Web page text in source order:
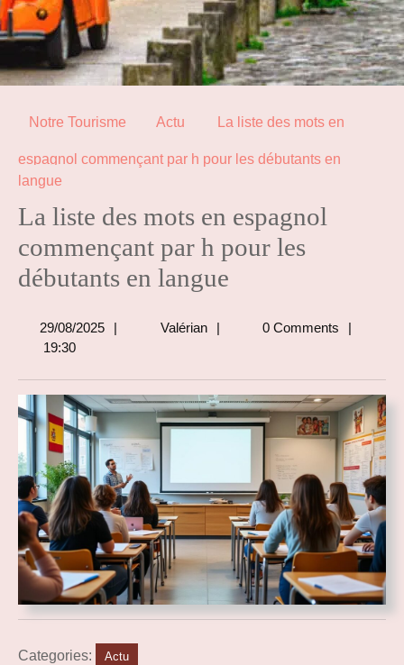
Notre Tourisme Actu La liste des mots en
espagnol commençant par h pour les débutants en
langue
La liste des mots en espagnol
commençant par h pour les
débutants en langue
29/08/2025 29/08/2025
Valérian Valérian0 Comments
19:30
Categories: Actu